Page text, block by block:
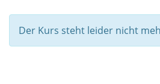
Der Kurs steht leider nicht